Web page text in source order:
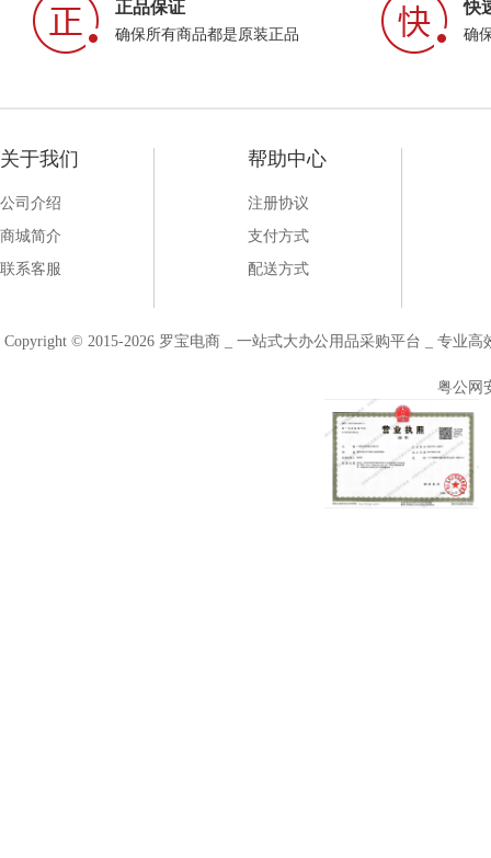
正品保证
确保所有商品都是原装正品
快
确
关于我们
公司介绍
商城简介
联系客服
帮助中心
注册协议
支付方式
配送方式
Copyright © 2015-2026 罗宝电商 _ 一站式大办公用品采购平台 _ 专业
粤公网